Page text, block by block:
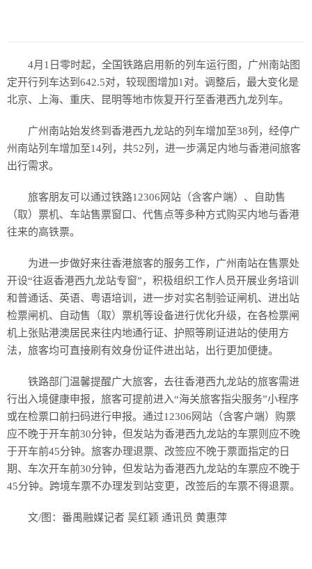
4月1日零时起，全国铁路启用新的列车运行图，广州南站图
定开行列车达到642.5对，较现图增加1对。调整后，最大变化是
北京、上海、重庆、昆明等地市恢复开行至香港西九龙列车。
广州南站始发终到香港西九龙站的列车增加至38列，经停广
州南站列车增加至14列，共52列，进一步满足内地与香港间旅客
出行需求。
旅客朋友可以通过铁路12306网站（含客户端）、自助售
（取）票机、车站售票窗口、代售点等多种方式购买内地与香港
往来的高铁票。
为进一步做好来往香港旅客的服务工作，广州南站在售票处
开设“往返香港西九龙站专窗”，积极组织工作人员开展业务培训
和普通话、英语、粤语培训，进一步对实名制验证闸机、进出站
检票闸机、自动售（取）票机等设备进行优化升级，在各检票闸
机上张贴港澳居民来往内地通行证、护照等刷证进站的使用方
法，旅客均可直接刷有效身份证件进出站，出行更加便捷。
铁路部门温馨提醒广大旅客，去往香港西九龙站的旅客需进
行出入境健康申报，旅客可提前进入“海关旅客指尖服务”小程序
或在检票口前扫码进行申报。通过12306网站（含客户端）购票
应不晚于开车前30分钟，但发站为香港西九龙站的车票则应不晚
于开车前45分钟。旅客办理退票、改签应不晚于票面指定的日
期、车次开车前30分钟，但发站为香港西九龙站的车票应不晚于
45分钟。跨境车票不办理发到站变更，改签后的车票不得退票。
文/图：番禺融媒记者 吴红颖 通讯员 黄惠萍